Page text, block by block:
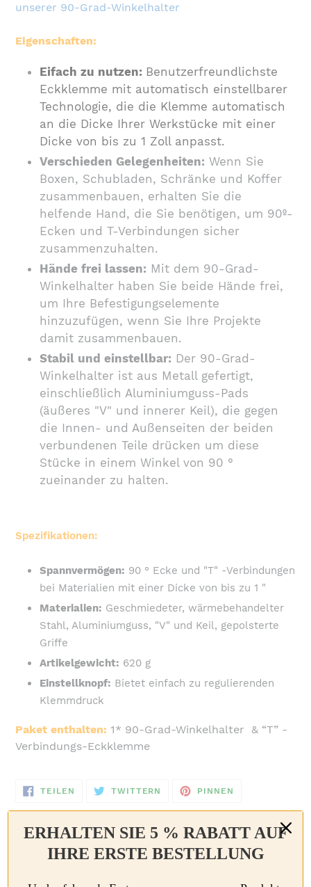
unserer 90-Grad-Winkelhalter
Eigenschaften:
Eifach zu nutzen: Benutzerfreundlichste
Eckklemme mit automatisch einstellbarer
Technologie, die die Klemme automatisch
an die Dicke Ihrer Werkstücke mit einer
Dicke von bis zu 1 Zoll anpasst.
Verschieden Gelegenheiten: Wenn Sie
Boxen, Schubladen, Schränke und Koffer
zusammenbauen, erhalten Sie die
helfende Hand, die Sie benötigen, um 90º-
Ecken und T-Verbindungen sicher
zusammenzuhalten.
Hände frei lassen: Mit dem 90-Grad-
Winkelhalter haben Sie beide Hände frei,
um Ihre Befestigungselemente
hinzuzufügen, wenn Sie Ihre Projekte
damit zusammenbauen.
Stabil und einstellbar: Der 90-Grad-
Winkelhalter ist aus Metall gefertigt,
einschließlich Aluminiumguss-Pads
(äußeres "V" und innerer Keil), die gegen
die Innen- und Außenseiten der beiden
verbundenen Teile drücken um diese
Stücke in einem Winkel von 90 °
zueinander zu halten.
Spezifikationen:
Spannvermögen: 90 ° Ecke und "T" -Verbindungen
bei Materialien mit einer Dicke von bis zu 1 "
Materialien: Geschmiedeter, wärmebehandelter
Stahl, Aluminiumguss, "V" und Keil, gepolsterte
Griffe
Artikelgewicht: 620 g
Einstellknopf: Bietet einfach zu regulierenden
Klemmdruck
Paket enthalten: 1* 90-Grad-Winkelhalter & “T” -
Verbindungs-Eckklemme
TEILEN
FACEBOOK
TWITTERN
TWITTER
PINNEN
DIESE KÖNNTEN IHNEN AUCH GEFALLEN
ERHALTEN SIE 5 % RABATT AUF
IHRE ERSTE BESTELLUNG